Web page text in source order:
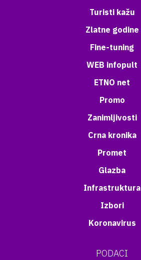
Turisti kažu
Zlatne godine
Fine-tuning
WEB infopult
ETNO net
Promo
Zanimljivosti
Crna kronika
Promet
Glazba
Infrastruktura
Izbori
Koronavirus
PODACI